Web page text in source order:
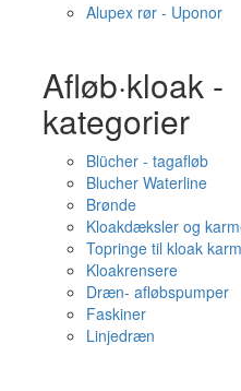
Alupex rør - Uponor
Afløb·kloak -
kategorier
Blücher - tagafløb
Blucher Waterline
Brønde
Kloakdæksler og
Topringe til kloak
Kloakrensere
Dræn- afløbspumper
Faskiner
Linjedræn